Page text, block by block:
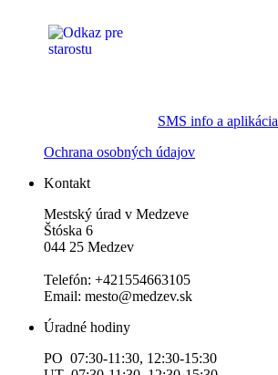
SMS info a aplikácia
Ochrana osobných údajov
Kontakt
Mestský úrad v Medzeve
Štóska 6
044 25 Medzev
Telefón: +421554663105
Email: mesto@medzev.sk
Úradné hodiny
PO 07:30-11:30, 12:30-15:30